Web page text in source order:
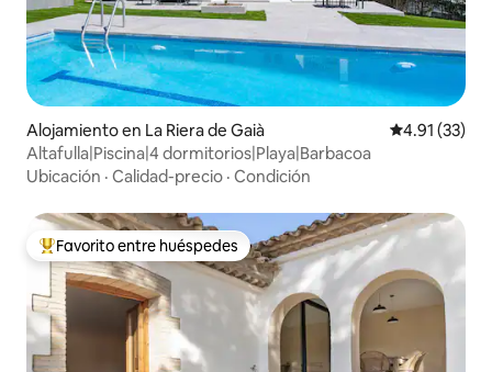
Alojamiento en La Riera de Gaià Calificación
4.91 (33)
Altafulla|Piscina|4 dormitorios|Playa|Barbacoa
Ubicación · Calidad-precio · Condición
Favorito entre huéspedes preferido
Favorito entre huéspedes